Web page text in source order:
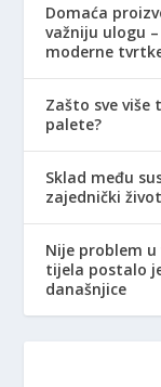
Domaća
važniju ulogu
moderne
Zašto sve
palete?
Sklad među
zajednički život
Nije problem
tijela postalo
današnjice